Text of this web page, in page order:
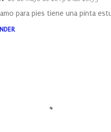
para pies tiene una pinta